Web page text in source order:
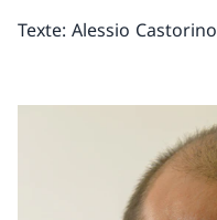
Texte: Alessio Castorino